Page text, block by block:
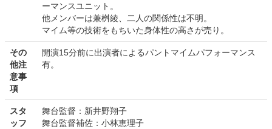
ーマンスユニット。
他メンバーは兼桝綾、二人の関係性は不明。
マイム等の技術をもちいた身体性の高さが売り。
その
他注
意事
項
開演15分前に出演者によるパントマイムパフォーマンス
有。
スタ
ッフ
舞台監督：新井野翔子
舞台監督補佐：小林恵理子